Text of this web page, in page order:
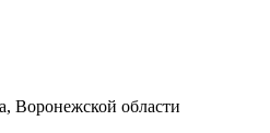
Воронежской области